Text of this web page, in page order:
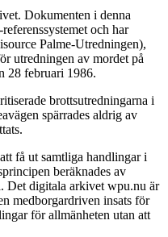
Dokumenten i denna
och har
Palme-Utredningen),
utredningen av mordet på
28 februari 1986.
brottsutredningarna i
spärrades aldrig av
få ut samtliga handlingar i
beräknades av
Det digitala arkivet wpu.nu är
medborgardriven insats för
för allmänheten utan att